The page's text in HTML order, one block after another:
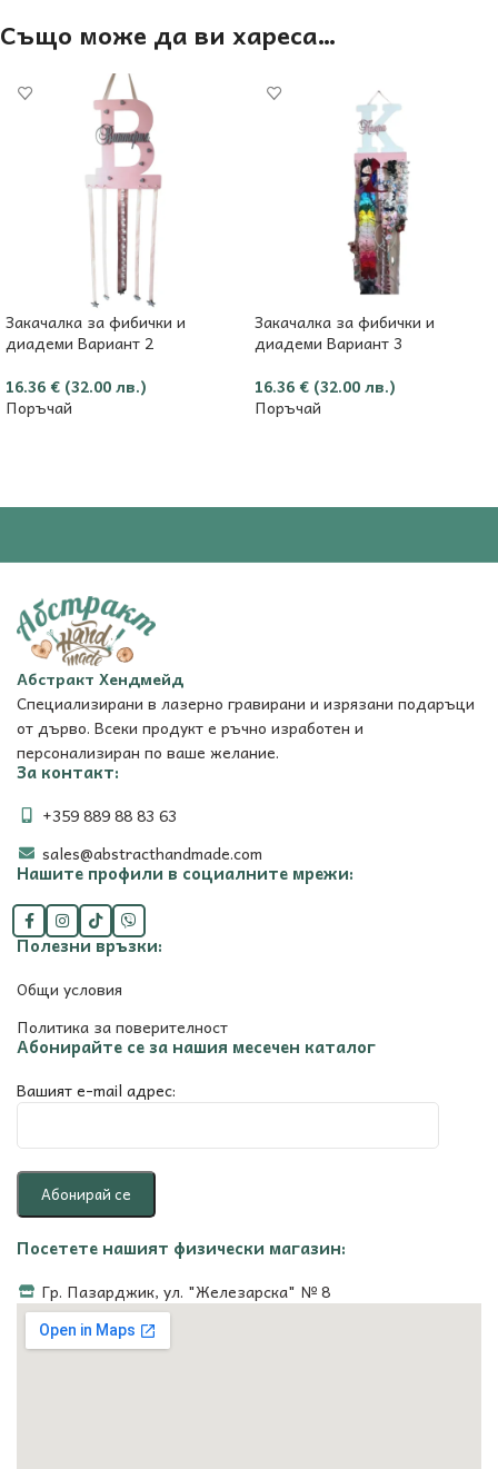
Също може да ви хареса…
Закачалка за фибички и
диадеми Вариант 2
16.36 € (32.00 лв.)
Поръчай
Закачалка за фибички и
диадеми Вариант 3
16.36 € (32.00 лв.)
Поръчай
Абстракт Хендмейд
Специализирани в лазерно гравирани и изрязани подаръци
от дърво. Всеки продукт е ръчно изработен и
персонализиран по ваше желание.
За контакт:
+359 889 88 83 63
sales@abstracthandmade.com
Нашите профили в социалните мрежи:
Полезни връзки:
Общи условия
Политика за поверителност
Абонирайте се за нашия месечен каталог
Вашият e-mail адрес:
Посетете нашият физически магазин:
Гр. Пазарджик, ул. "Железарска" № 8